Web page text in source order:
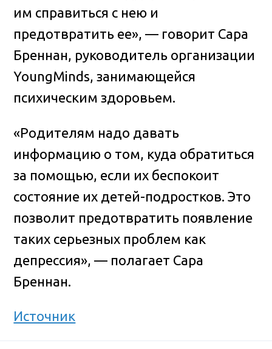
им справиться с нею и
предотвратить ее», — говорит Сара
Бреннан, руководитель организации
YoungMinds, занимающейся
психическим здоровьем.
«Родителям надо давать
информацию о том, куда обратиться
за помощью, если их беспокоит
состояние их детей-подростков. Это
позволит предотвратить появление
таких серьезных проблем как
депрессия», — полагает Сара
Бреннан.
Источник